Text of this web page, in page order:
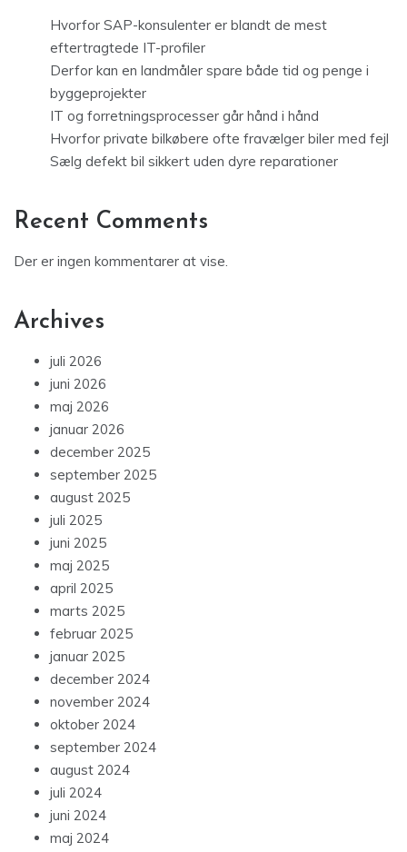
Hvorfor SAP-konsulenter er blandt de mest
eftertragtede IT-profiler
Derfor kan en landmåler spare både tid og penge i
byggeprojekter
IT og forretningsprocesser går hånd i hånd
Hvorfor private bilkøbere ofte fravælger biler med fejl
Sælg defekt bil sikkert uden dyre reparationer
Recent Comments
Der er ingen kommentarer at vise.
Archives
juli 2026
juni 2026
maj 2026
januar 2026
december 2025
september 2025
august 2025
juli 2025
juni 2025
maj 2025
april 2025
marts 2025
februar 2025
januar 2025
december 2024
november 2024
oktober 2024
september 2024
august 2024
juli 2024
juni 2024
maj 2024